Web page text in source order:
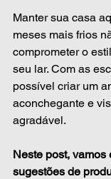
Manter sua casa
meses mais frios
comprometer o
seu lar. Com as
possível criar um
aconchegante e
agradável.
Neste post,
sugestões de